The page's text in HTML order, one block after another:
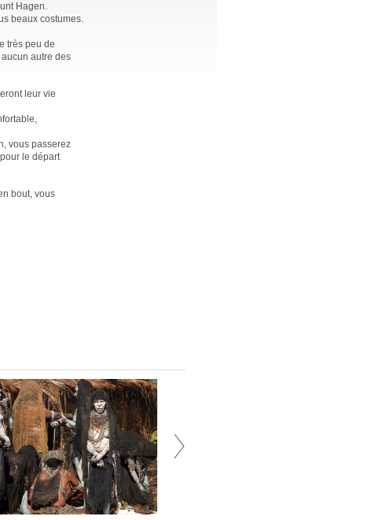
Hagen.
beaux costumes.
très peu de
autre des
leur vie
vous passerez
le départ
bout, vous